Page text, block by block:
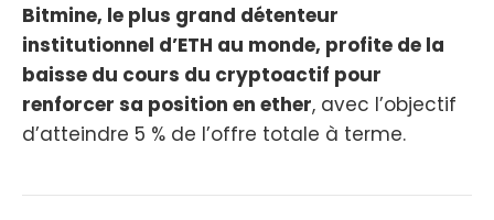
Bitmine, le plus grand détenteur
institutionnel d’ETH au monde, profite de la
baisse du cours du cryptoactif pour
renforcer sa position en ether, avec l’objectif
d’atteindre 5 % de l’offre totale à terme.